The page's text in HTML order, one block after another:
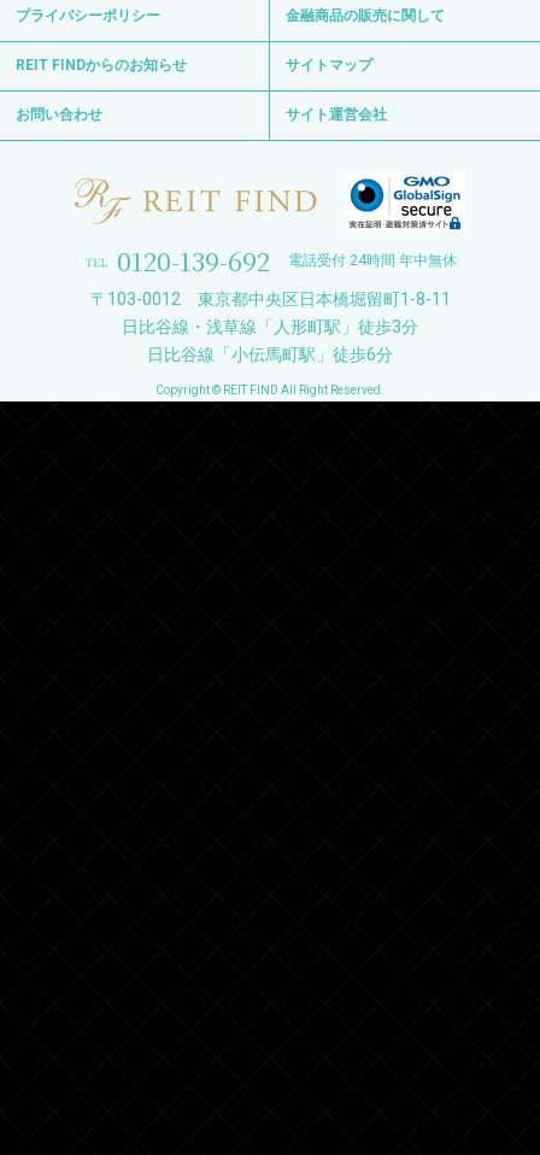
プライバシーポリシー 金融商品の販売に関して
REIT FINDからのお知らせ サイトマップ
お問い合わせ サイト運営会社
0120-139-692 電話受付 24時間 年中無休
〒103-0012 東京都中央区日本橋堀留町1-8-11
日比谷線・浅草線「人形町駅」徒歩3分
日比谷線「小伝馬町駅」徒歩6分
Copyright © REIT FIND All Right Reserved.